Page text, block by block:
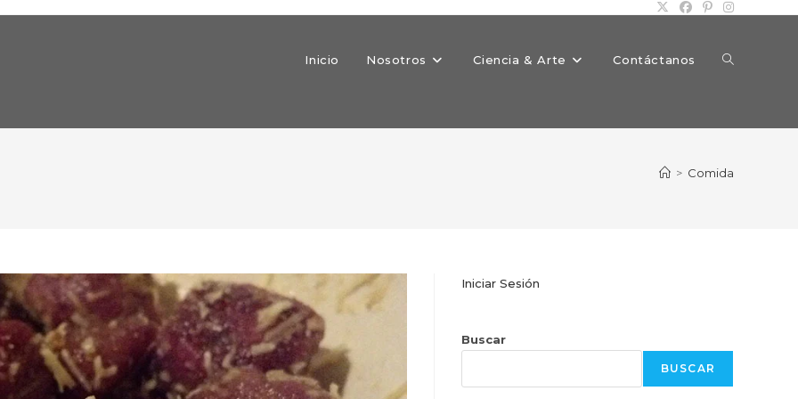
Inicio Nosotros Ciencia & Arte Contáctanos Alternar
> Comida
Iniciar Sesión
Buscar
BUSCAR